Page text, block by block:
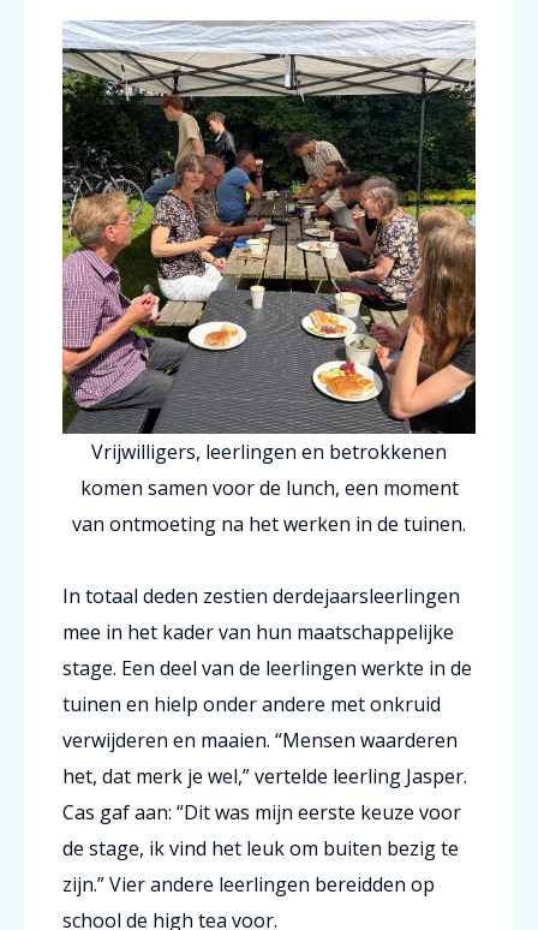
Vrijwilligers, leerlingen en betrokkenen
komen samen voor de lunch, een moment
van ontmoeting na het werken in de tuinen.
In totaal deden zestien derdejaarsleerlingen
mee in het kader van hun maatschappelijke
stage. Een deel van de leerlingen werkte in de
tuinen en hielp onder andere met onkruid
verwijderen en maaien. “Mensen waarderen
het, dat merk je wel,” vertelde leerling Jasper.
Cas gaf aan: “Dit was mijn eerste keuze voor
de stage, ik vind het leuk om buiten bezig te
zijn.” Vier andere leerlingen bereidden op
school de high tea voor.